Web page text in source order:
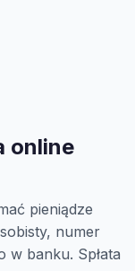
online
pieniądze
numer
banku. Spłata